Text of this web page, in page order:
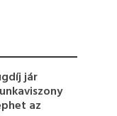
jár
az